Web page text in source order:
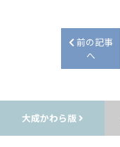
前の記事
へ
大成かわら版